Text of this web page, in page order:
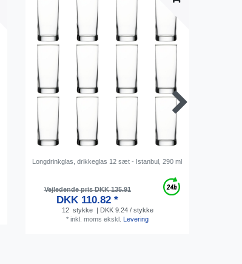
Longdrinkglas, drikkeglas 12 sæt - Istanbul, 290 ml
Vejledende pris DKK 135.91
DKK 110.82 *
12 stykke
| DKK 9.24 / stykke
* inkl. moms ekskl. Levering